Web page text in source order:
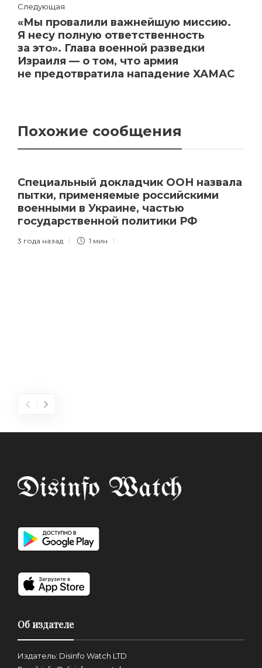
Следующая
«Мы провалили важнейшую миссию.
Я несу полную ответственность
за это». Глава военной разведки
Израиля — о том, что армия
не предотвратила нападение ХАМАС
Похожие сообщения
Специальный докладчик ООН назвала
пытки, применяемые российскими
военными в Украине, частью
государственной политики РФ
3 года назад 1 мин
Об издателе
Издатель: Disinfo Watch LTD